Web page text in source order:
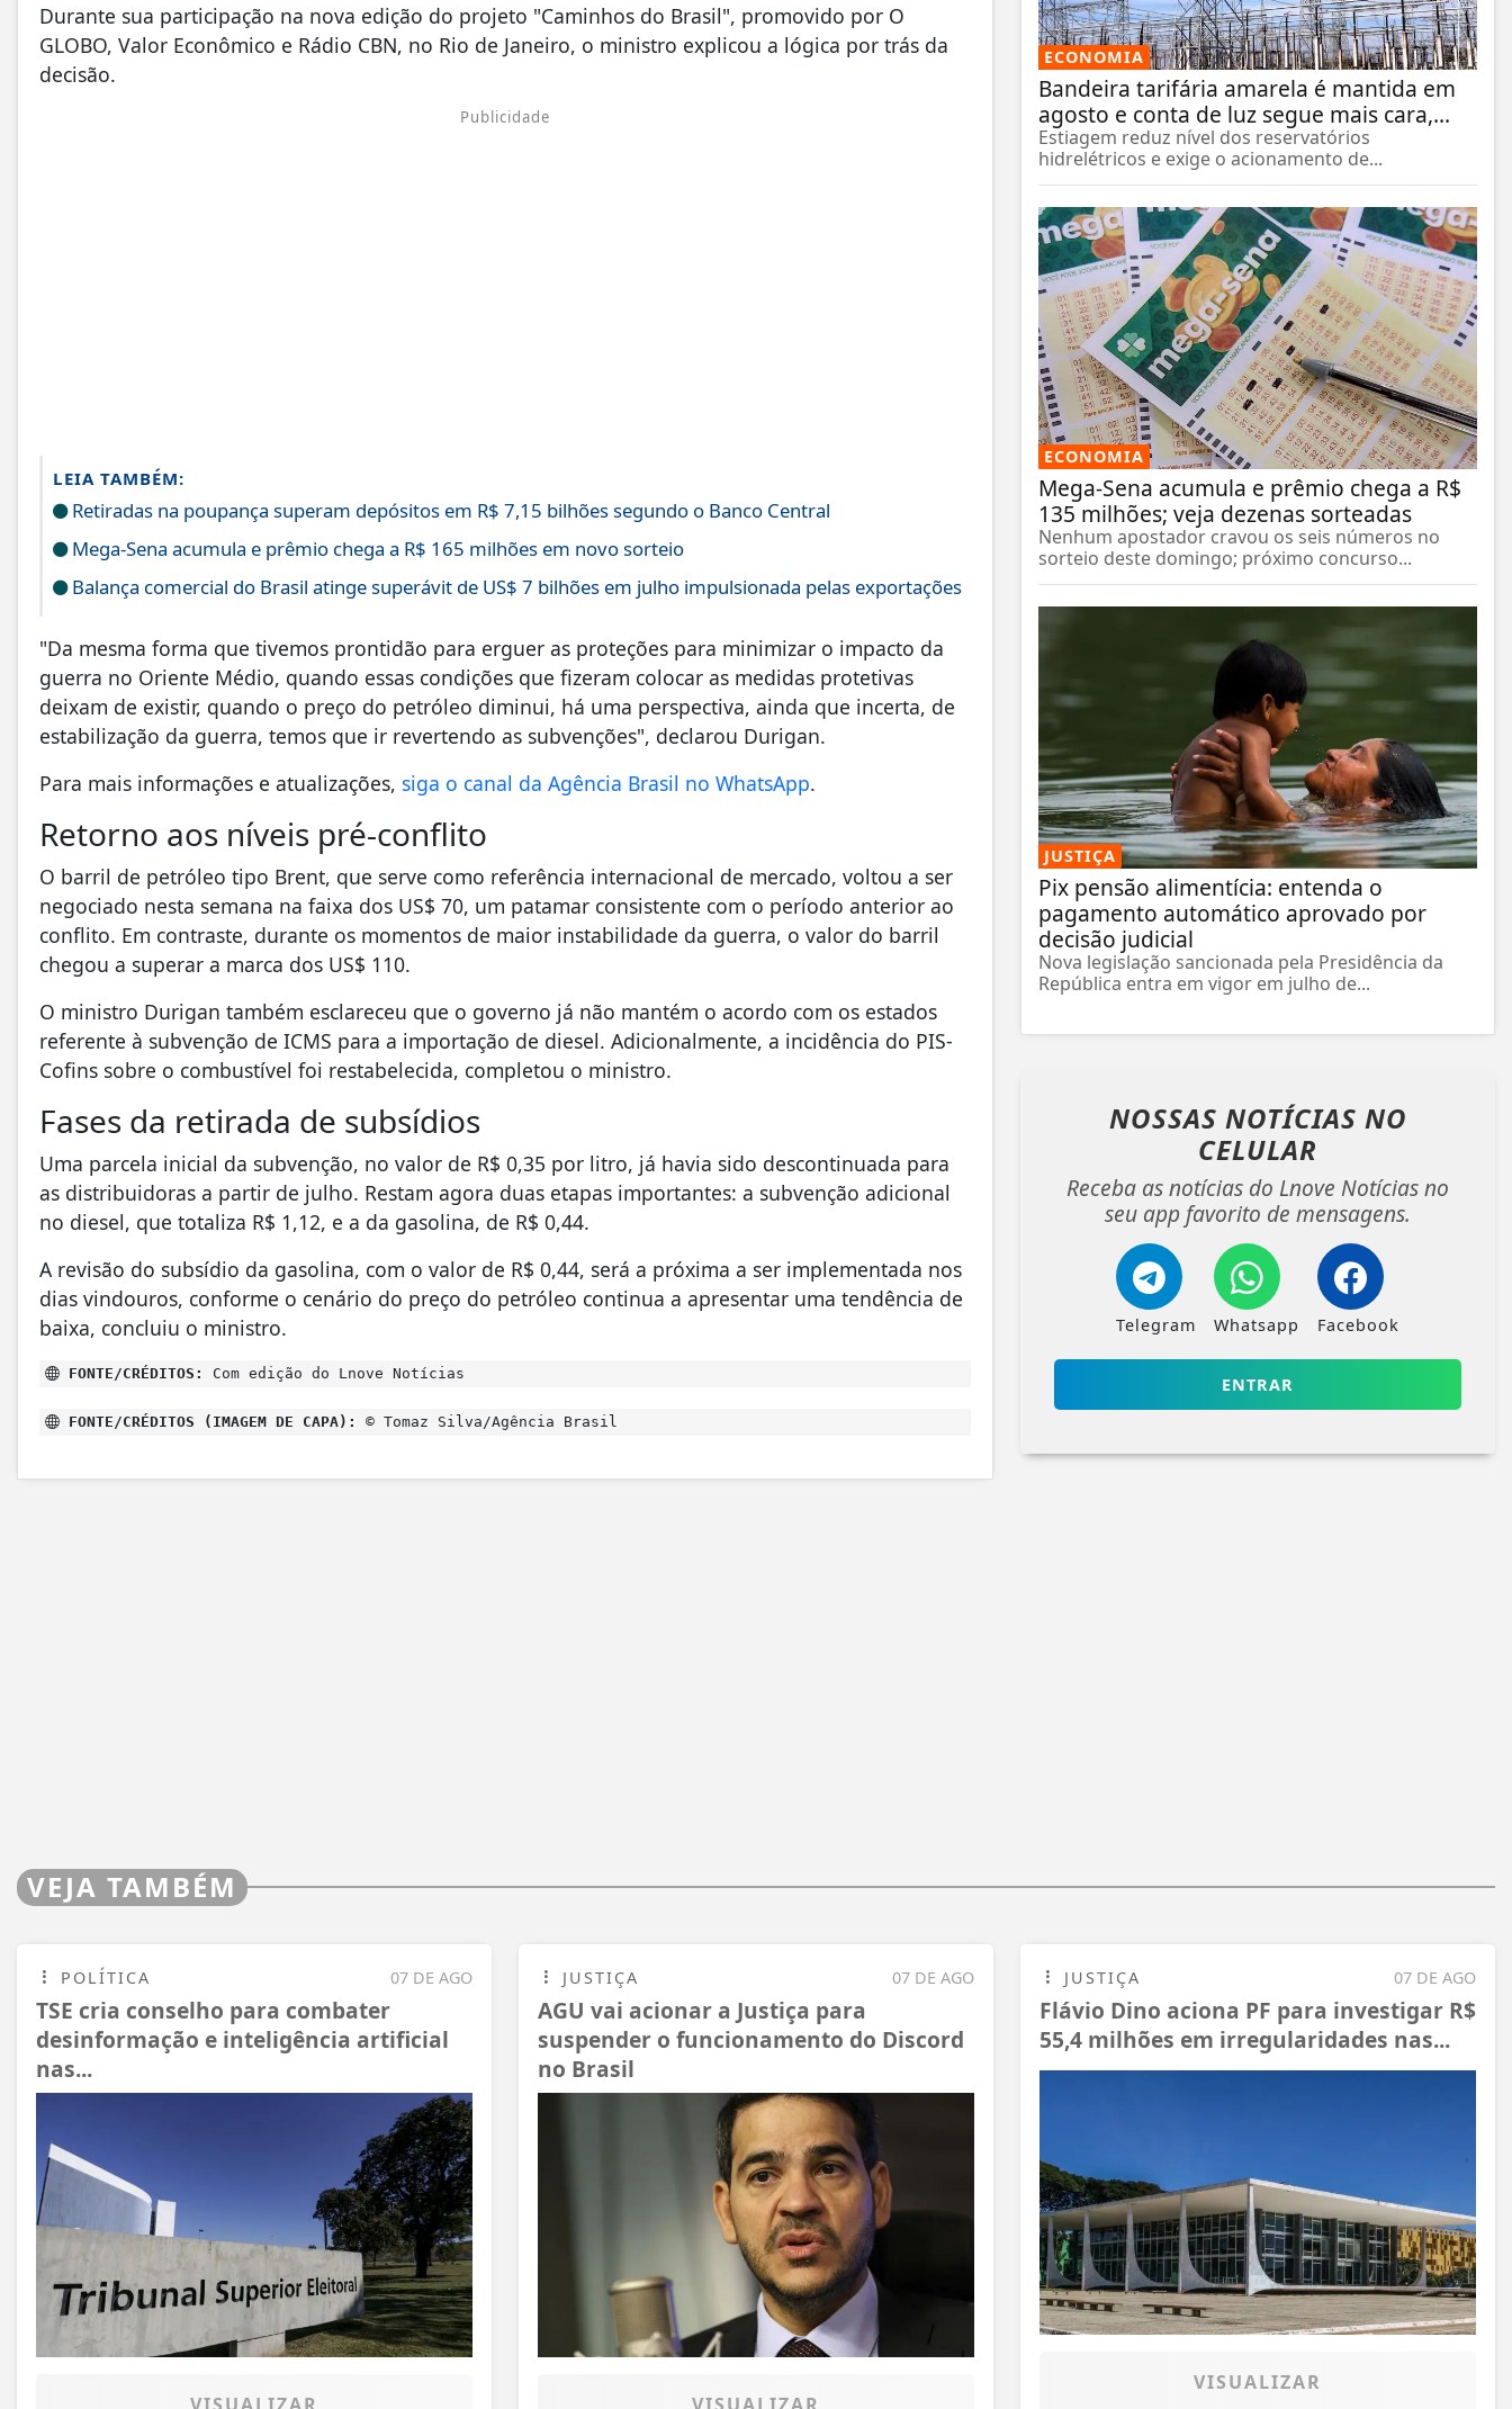
Durante sua participação na nova edição do projeto "Caminhos do Brasil", promovido por O
GLOBO, Valor Econômico e Rádio CBN, no Rio de Janeiro, o ministro explicou a lógica por trás da
decisão.
Publicidade
LEIA TAMBÉM:
Retiradas na poupança superam depósitos em R$ 7,15 bilhões segundo o Banco Central
Mega-Sena acumula e prêmio chega a R$ 165 milhões em novo sorteio
Balança comercial do Brasil atinge superávit de US$ 7 bilhões em julho impulsionada pelas exportações
"Da mesma forma que tivemos prontidão para erguer as proteções para minimizar o impacto da
guerra no Oriente Médio, quando essas condições que fizeram colocar as medidas protetivas
deixam de existir, quando o preço do petróleo diminui, há uma perspectiva, ainda que incerta, de
estabilização da guerra, temos que ir revertendo as subvenções", declarou Durigan.
Para mais informações e atualizações, siga o canal da Agência Brasil no WhatsApp.
Retorno aos níveis pré-conflito
O barril de petróleo tipo Brent, que serve como referência internacional de mercado, voltou a ser
negociado nesta semana na faixa dos US$ 70, um patamar consistente com o período anterior ao
conflito. Em contraste, durante os momentos de maior instabilidade da guerra, o valor do barril
chegou a superar a marca dos US$ 110.
O ministro Durigan também esclareceu que o governo já não mantém o acordo com os estados
referente à subvenção de ICMS para a importação de diesel. Adicionalmente, a incidência do PIS-
Cofins sobre o combustível foi restabelecida, completou o ministro.
Fases da retirada de subsídios
Uma parcela inicial da subvenção, no valor de R$ 0,35 por litro, já havia sido descontinuada para
as distribuidoras a partir de julho. Restam agora duas etapas importantes: a subvenção adicional
no diesel, que totaliza R$ 1,12, e a da gasolina, de R$ 0,44.
A revisão do subsídio da gasolina, com o valor de R$ 0,44, será a próxima a ser implementada nos
dias vindouros, conforme o cenário do preço do petróleo continua a apresentar uma tendência de
baixa, concluiu o ministro.
FONTE/CRÉDITOS: Com edição do Lnove Notícias
FONTE/CRÉDITOS (IMAGEM DE CAPA): © Tomaz Silva/Agência Brasil
ECONOMIA
Bandeira tarifária amarela é mantida em
agosto e conta de luz segue mais cara,...
Estiagem reduz nível dos reservatórios
hidrelétricos e exige o acionamento de...
ECONOMIA
Mega-Sena acumula e prêmio chega a R$
135 milhões; veja dezenas sorteadas
Nenhum apostador cravou os seis números no
sorteio deste domingo; próximo concurso...
JUSTIÇA
Pix pensão alimentícia: entenda o
pagamento automático aprovado por
decisão judicial
Nova legislação sancionada pela Presidência da
República entra em vigor em julho de...
NOSSAS NOTÍCIAS NO
CELULAR
Receba as notícias do Lnove Notícias no
seu app favorito de mensagens.
Telegram Whatsapp Facebook
ENTRAR
VEJA TAMBÉM
07 DE AGO
POLÍTICA
TSE cria conselho para combater
desinformação e inteligência artificial
nas...
VISUALIZAR
07 DE AGO
JUSTIÇA
AGU vai acionar a Justiça para
suspender o funcionamento do Discord
no Brasil
VISUALIZAR
07 DE AGO
JUSTIÇA
Flávio Dino aciona PF para investigar R$
55,4 milhões em irregularidades nas...
VISUALIZAR